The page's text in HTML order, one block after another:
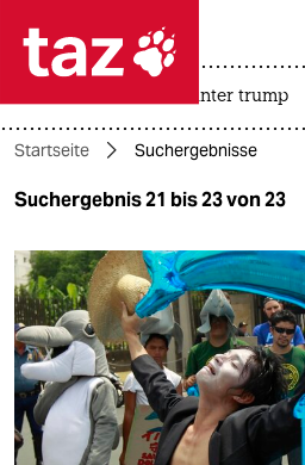
 taz zahl ich
taz zahl ich
themen
politik
öko
gesellschaft
kultur
usa unter trump
Startseite Suchergebnisse
Suchergebnis 21 bis 23 von 23